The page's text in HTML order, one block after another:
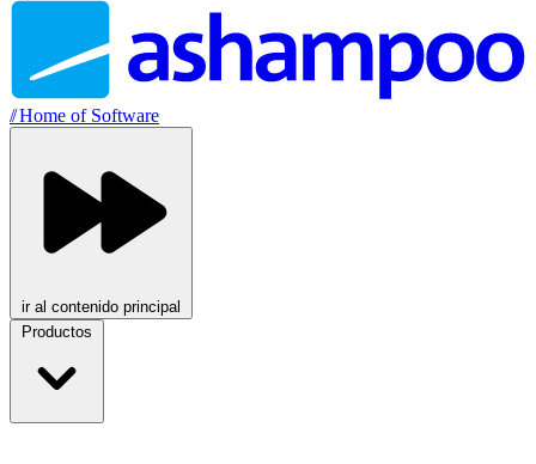
//Home of Software
ir al contenido principal
Productos